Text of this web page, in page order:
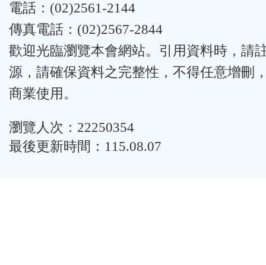
電話：(02)2561-2144
傳真電話：(02)2567-2844
歡迎光臨瀏覽本會網站。引用資料時，請
源，請確保資料之完整性，不得任意增刪
商業使用。
瀏覽人次：22250354
最後更新時間：115.08.07